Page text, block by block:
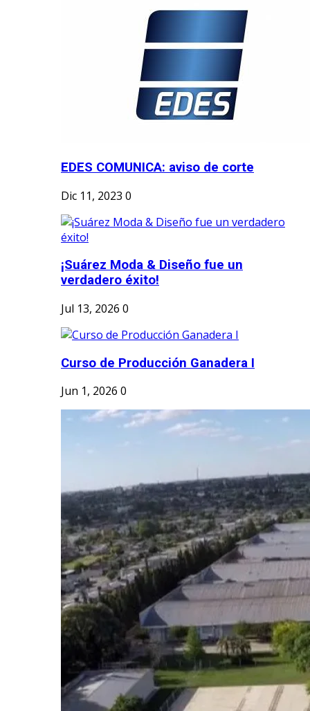
EDES COMUNICA: aviso de corte
Dic 11, 2023 0
¡Suárez Moda & Diseño fue un
verdadero éxito!
Jul 13, 2026 0
Curso de Producción Ganadera I
Jun 1, 2026 0